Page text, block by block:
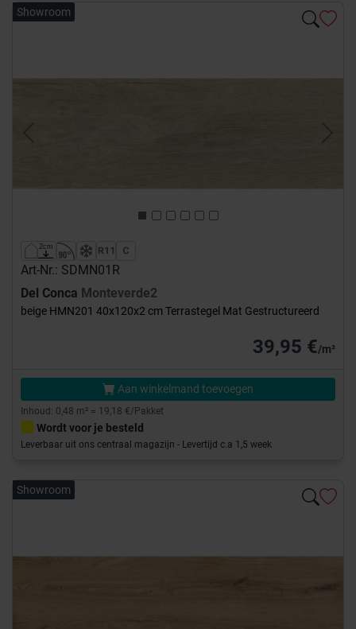
Showroom
Previous
Art-Nr.: SDMN01R
Del Conca Monteverde2
beige HMN201 40x120x2 cm Terrastegel Mat Gestructureerd
39,95 €/m²
Aan winkelmand toevoegen
Inhoud: 0,48 m² = 19,18 €/Pakket
Wordt voor je besteld
Leverbaar uit ons centraal magazijn - Levertijd c.a 1,5 week
Showroom